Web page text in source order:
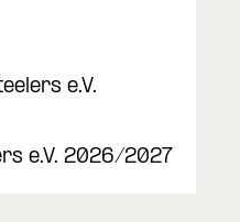
e.V.
e.V. 2026/2027